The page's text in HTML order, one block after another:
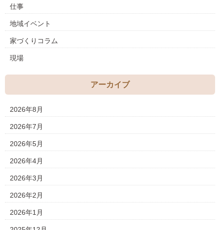
仕事
地域イベント
家づくりコラム
現場
アーカイブ
2026年8月
2026年7月
2026年5月
2026年4月
2026年3月
2026年2月
2026年1月